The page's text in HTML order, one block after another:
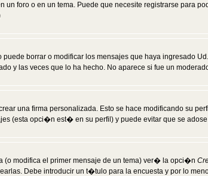
foro o en un tema. Puede que necesite registrarse para
borrar o modificar los mensajes que haya ingresado
y las veces que lo ha hecho. No aparece si fue un
una firma personalizada. Esto se hace modificando su
(esta opci�n est� en su perfil) y puede evitar que se
(o modifica el primer mensaje de un tema) ver� la opci�n
Debe introducir un t�tulo para la encuesta y por lo